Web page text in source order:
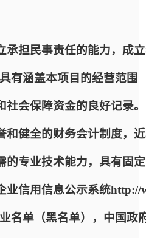
承担民事责任的能力，成
有涵盖本项目的经营范围
会保障资金的良好记录。
和健全的财务会计制度，
的专业技术能力，具有固
业信用信息公示系统
名单（黑名单），中国政